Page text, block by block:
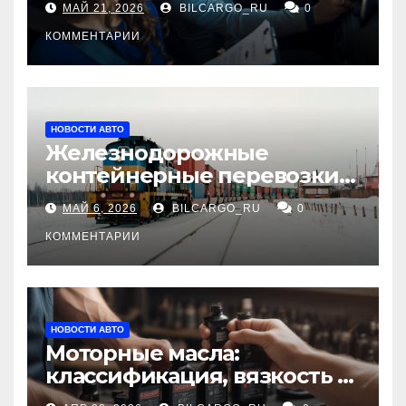
МАЙ 21, 2026 BILCARGO_RU 0
КОММЕНТАРИИ
НОВОСТИ АВТО
Железнодорожные
контейнерные перевозки
из Китая в Россию:
маршруты, сроки и
требования
МАЙ 6, 2026 BILCARGO_RU 0
КОММЕНТАРИИ
НОВОСТИ АВТО
Моторные масла:
классификация, вязкость и
рекомендации по выбору